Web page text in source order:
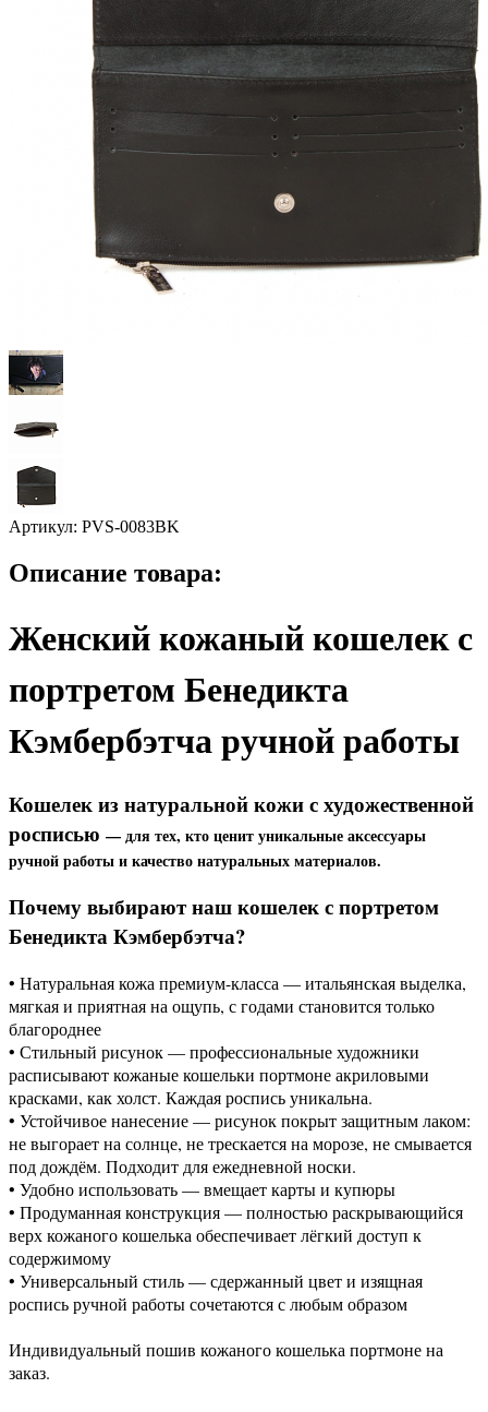
Артикул: PVS-0083BK
Описание товара:
Женский кожаный кошелек с
портретом Бенедикта
Кэмбербэтча ручной работы
Кошелек из натуральной кожи с художественной
росписью — для тех, кто ценит уникальные аксессуары
ручной работы и качество натуральных материалов.
Почему выбирают наш кошелек с портретом
Бенедикта Кэмбербэтча?
• Натуральная кожа премиум-класса — итальянская выделка,
мягкая и приятная на ощупь, с годами становится только
благороднее
• Стильный рисунок — профессиональные художники
расписывают кожаные кошельки портмоне акриловыми
красками, как холст. Каждая роспись уникальна.
• Устойчивое нанесение — рисунок покрыт защитным лаком:
не выгорает на солнце, не трескается на морозе, не смывается
под дождём. Подходит для ежедневной носки.
• Удобно использовать — вмещает карты и купюры
• Продуманная конструкция — полностью раскрывающийся
верх кожаного кошелька обеспечивает лёгкий доступ к
содержимому
• Универсальный стиль — сдержанный цвет и изящная
роспись ручной работы сочетаются с любым образом
Индивидуальный пошив кожаного кошелька портмоне на
заказ.